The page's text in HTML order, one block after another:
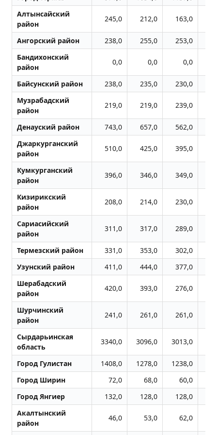
Алтынсайский
район
245,0 212,0 163,0
Ангорский район 238,0 255,0 253,0
Бандихонский
район
0,0 0,0 0,0
Байсунский район 238,0 235,0 230,0
Музрабадский
район
219,0 219,0 239,0
Денауский район 743,0 657,0 562,0
Джаркурганский
район
510,0 425,0 395,0
Кумкурганский
район
396,0 346,0 349,0
Кизирикский
район
208,0 214,0 230,0
Сариасийский
район
311,0 317,0 289,0
Термезский район 331,0 353,0 302,0
Узунский район
411,0 444,0 377,0
Шерабадский
район
420,0 393,0 276,0
Шурчинский
район
241,0 261,0 261,0
Сырдарьинская
область
3340,0 3096,0 3013,0
Город Гулистан 1408,0 1278,0 1238,0
Город Ширин
72,0 68,0 60,0
Город Янгиер
132,0 128,0 128,0
Акалтынский
район
46,0 53,0 62,0